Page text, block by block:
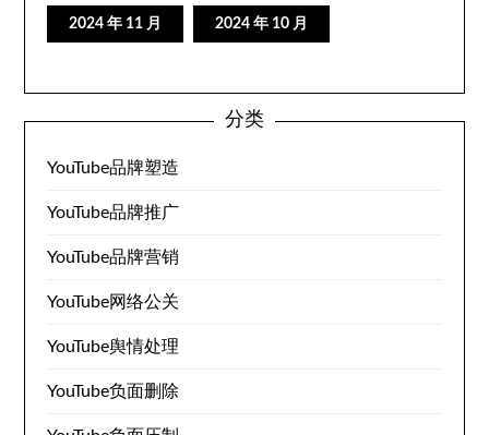
2024 年 11 月 2024 年 10 月
分类
YouTube品牌塑造
YouTube品牌推广
YouTube品牌营销
YouTube网络公关
YouTube舆情处理
YouTube负面删除